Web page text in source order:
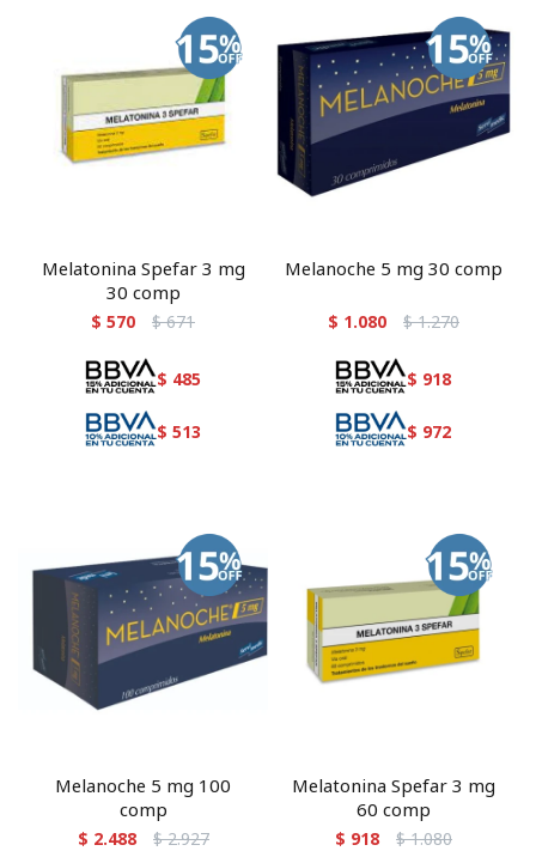
Melatonina Spefar 3 mg
30 comp
$ 570 $ 671
$ 485
$ 513
Melanoche 5 mg 30 comp
$ 1.080 $ 1.270
$ 918
$ 972
Melanoche 5 mg 100
comp
$ 2.488 $ 2.927
Melatonina Spefar 3 mg
60 comp
$ 918 $ 1.080